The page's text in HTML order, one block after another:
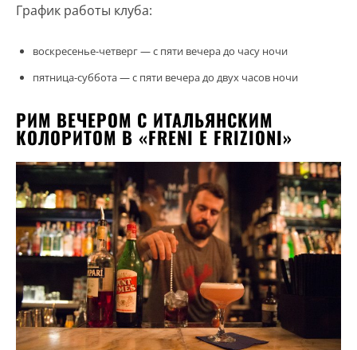
График работы клуба:
воскресенье-четверг — с пяти вечера до часу ночи
пятница-суббота — с пяти вечера до двух часов ночи
РИМ ВЕЧЕРОМ С ИТАЛЬЯНСКИМ
КОЛОРИТОМ В «FRENI E FRIZIONI»